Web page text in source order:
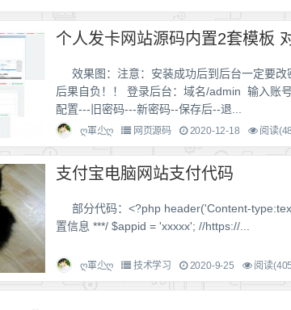
效果图：注意：安装成功后到后台一定要
后果自负！！ 登录后台：域名/admin 输入账
配置---旧密码---新密码--保存后--退...
ღ軍尐ღ 网页源码 2020-12-18 阅读
支付宝电脑网站支付代码
部分代码：<?php header('Content-
置信息 ***/ $appid = 'xxxxx'; //https://...
ღ軍尐ღ 技术学习 2020-9-25 阅读